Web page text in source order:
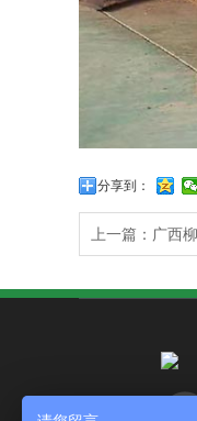
分享到：
上一篇：广西